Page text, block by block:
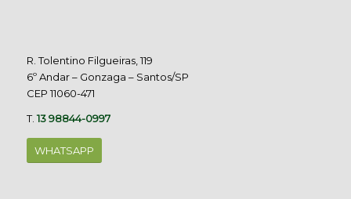
R. Tolentino Filgueiras, 119
6º Andar – Gonzaga – Santos/SP
CEP 11060-471
T.13 98844-0997
WHATSAPP